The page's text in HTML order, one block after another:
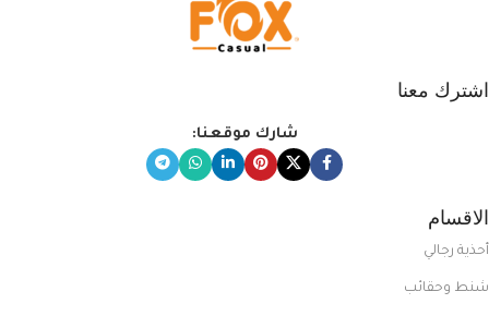
اشترك معنا
شارك موقعنا:
الاقسام
أحذية رجالي
شنط وحقائب